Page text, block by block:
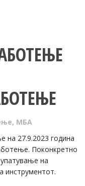
, МБА
на 27.9.2023 година
Поконкретно
на
инструментот.